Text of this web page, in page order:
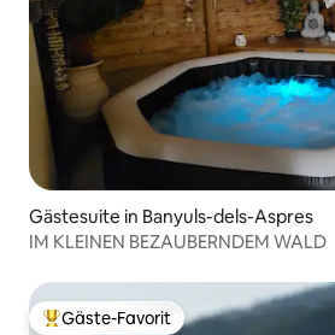
Gästesuite in Banyuls-dels-Aspres
IM KLEINEN BEZAUBERNDEM WALD
Beliebter Gäste-Favorit.
Gäste-Favorit